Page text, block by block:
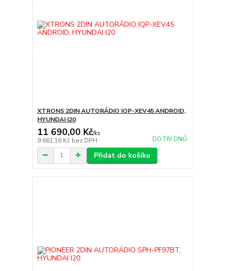
XTRONS 2DIN AUTORÁDIO IQP-XEV45 ANDROID,
HYUNDAI I20
11 690,00 Kč/ks
9 661,16 Kč bez DPH DO TŘÍ DNŮ
Přidat do košíku